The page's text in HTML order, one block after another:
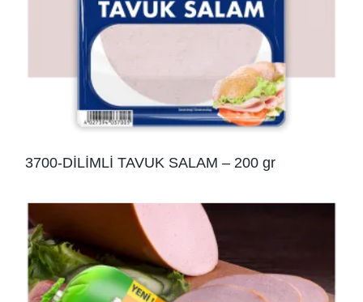
3700-DİLİMLİ TAVUK SALAM – 200 gr